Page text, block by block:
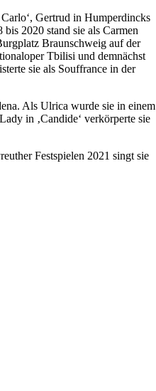
Gertrud in Humperdincks
2020 stand sie als Carmen
Braunschweig auf der
Tbilisi und demnächst
sie als Souffrance in der
Als Ulrica wurde sie in einem
in ‚Candide‘ verkörperte sie
Festspielen 2021 singt sie